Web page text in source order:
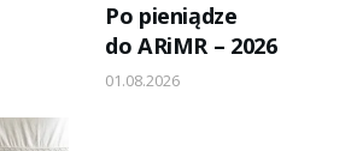
Po pieniądze
do ARiMR – 2026
01.08.2026